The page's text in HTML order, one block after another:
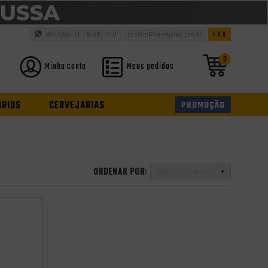
F.A.Q
contato@cervejabox.com.br
WhatsApp: (11) 94937-0371
0
Minha conta Meus pedidos
CERVEJARIAS PROMOÇÃO
ORDENAR POR: